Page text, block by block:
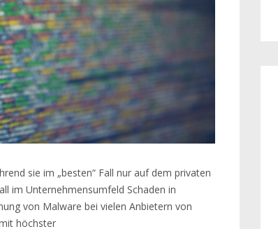
sie im „besten“ Fall nur auf dem privaten
im Unternehmensumfeld Schaden in
von Malware bei vielen Anbietern von
höchster